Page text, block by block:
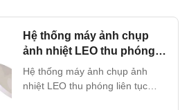
Hệ thống máy ảnh chụp
ảnh nhiệt LEO thu phóng
liên tục 150-1500mm F5.5
MWIR
Hệ thống máy ảnh chụp ảnh
nhiệt LEO thu phóng liên tục